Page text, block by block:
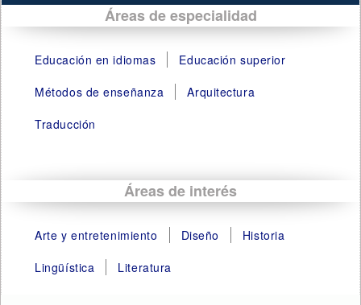
Áreas de especialidad
Educación en idiomas
Educación superior
Métodos de enseñanza
Arquitectura
Traducción
Áreas de interés
Arte y entretenimiento Diseño
Historia
Lingüística
Literatura